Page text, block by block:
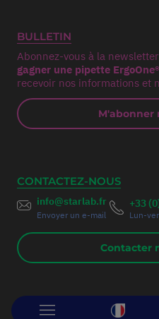
BULLETIN
Abonnez-vous à la
gagner une pipette
recevoir nos informations et
M'abonner
CONTACTEZ-NOUS
info@starlab.fr
Envoyer un e-mail
+33
Lun-
Contacter